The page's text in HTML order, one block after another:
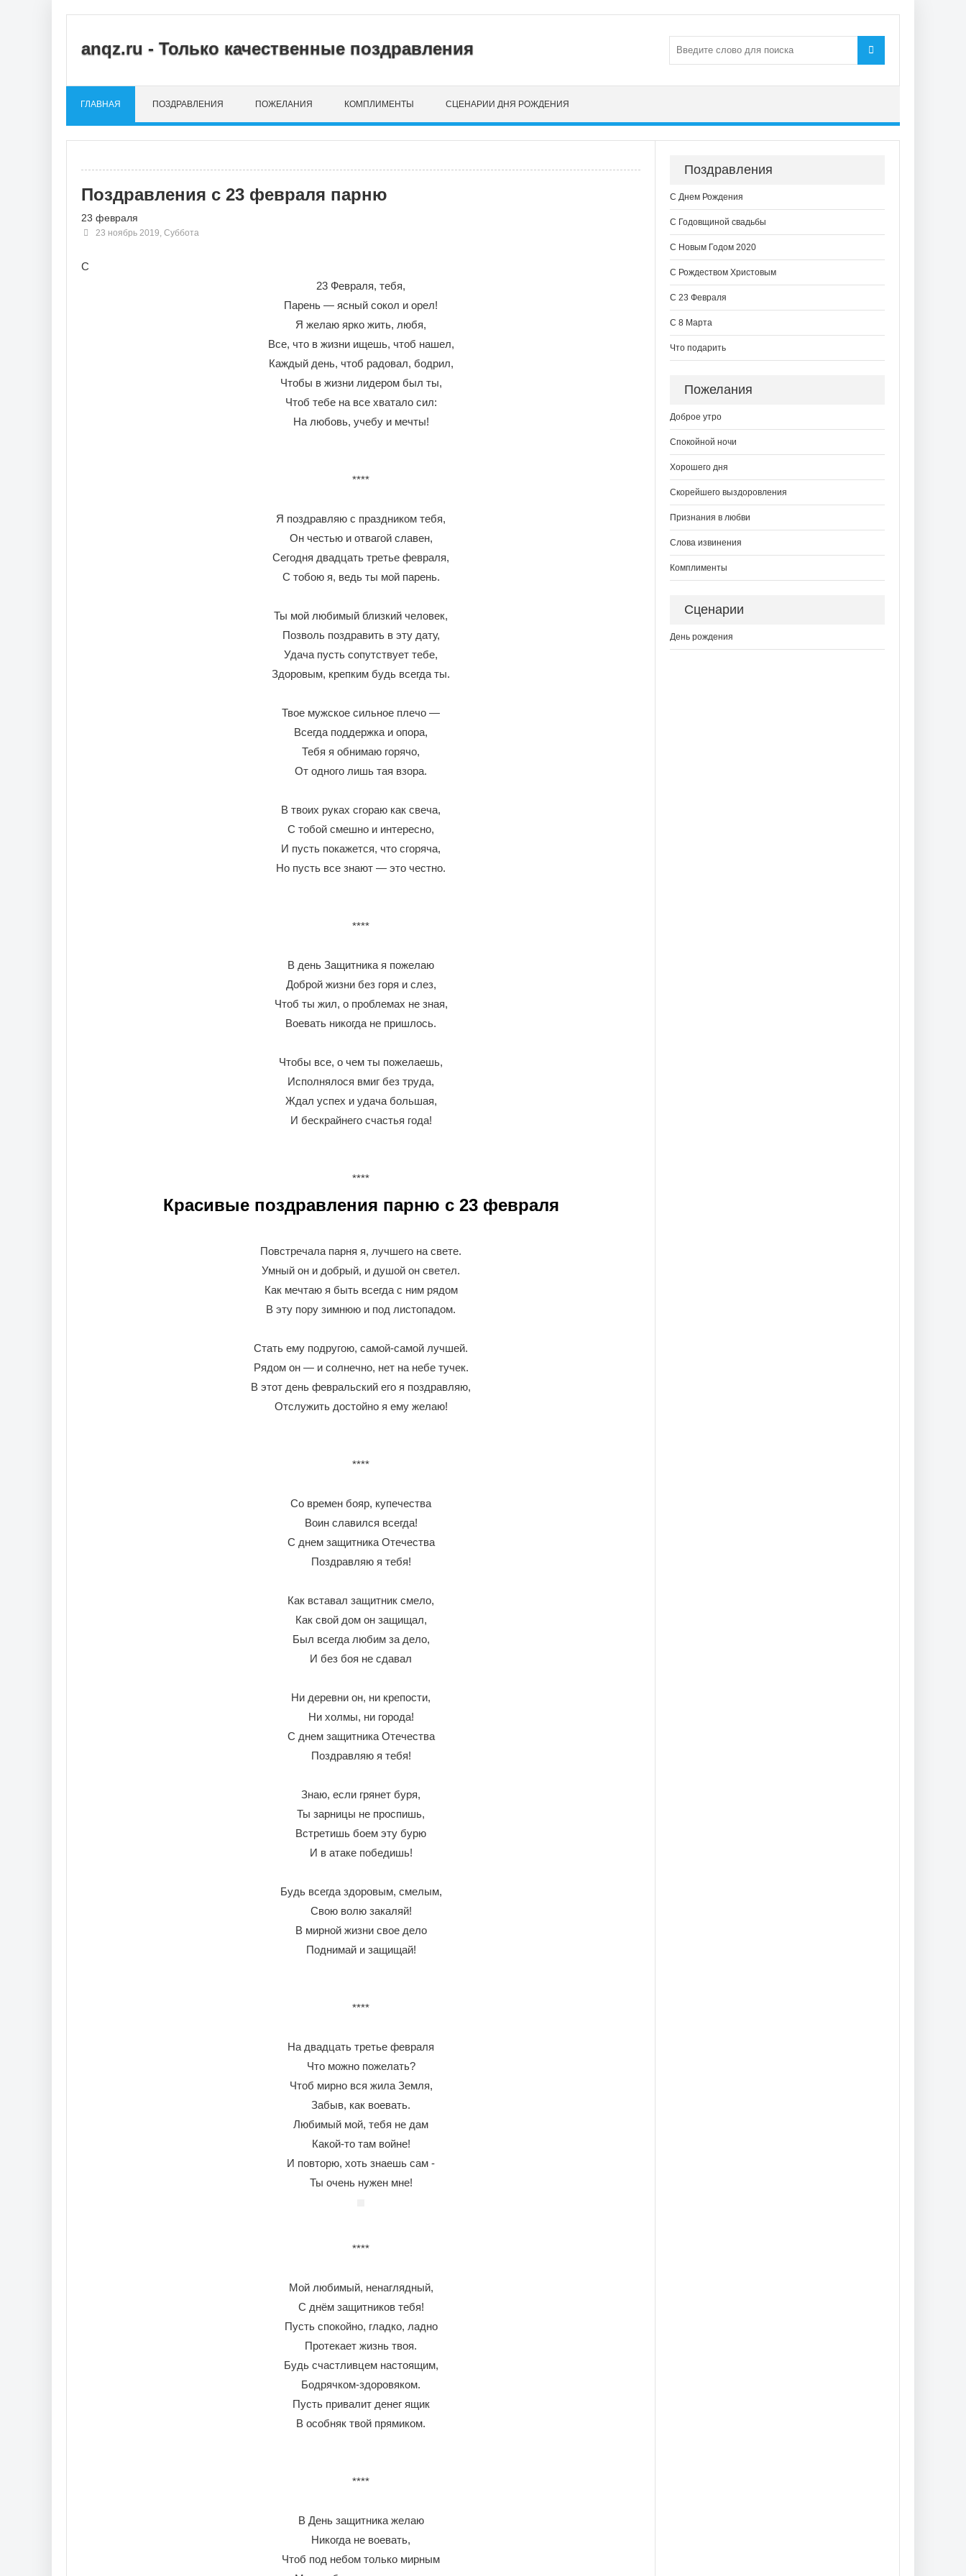
anqz.ru - Только качественные поздравления
ГЛАВНАЯ ПОЗДРАВЛЕНИЯ ПОЖЕЛАНИЯ КОМПЛИМЕНТЫ СЦЕНАРИИ ДНЯ РОЖДЕНИЯ
Поздравления с 23 февраля парню
23 февраля
23 ноябрь 2019, Суббота
С
23 Февраля, тебя,
Парень — ясный сокол и орел!
Я желаю ярко жить, любя,
Все, что в жизни ищешь, чтоб нашел,
Каждый день, чтоб радовал, бодрил,
Чтобы в жизни лидером был ты,
Чтоб тебе на все хватало сил:
На любовь, учебу и мечты!
****
Я поздравляю с праздником тебя,
Он честью и отвагой славен,
Сегодня двадцать третье февраля,
С тобою я, ведь ты мой парень.
Ты мой любимый близкий человек,
Позволь поздравить в эту дату,
Удача пусть сопутствует тебе,
Здоровым, крепким будь всегда ты.
Твое мужское сильное плечо —
Всегда поддержка и опора,
Тебя я обнимаю горячо,
От одного лишь тая взора.
В твоих руках сгораю как свеча,
С тобой смешно и интересно,
И пусть покажется, что сгоряча,
Но пусть все знают — это честно.
****
В день Защитника я пожелаю
Доброй жизни без горя и слез,
Чтоб ты жил, о проблемах не зная,
Воевать никогда не пришлось.
Чтобы все, о чем ты пожелаешь,
Исполнялося вмиг без труда,
Ждал успех и удача большая,
И бескрайнего счастья года!
****
Красивые поздравления парню с 23 февраля
Повстречала парня я, лучшего на свете.
Умный он и добрый, и душой он светел.
Как мечтаю я быть всегда с ним рядом
В эту пору зимнюю и под листопадом.
Стать ему подругою, самой-самой лучшей.
Рядом он — и солнечно, нет на небе тучек.
В этот день февральский его я поздравляю,
Отслужить достойно я ему желаю!
****
Со времен бояр, купечества
Воин славился всегда!
С днем защитника Отечества
Поздравляю я тебя!
Как вставал защитник смело,
Как свой дом он защищал,
Был всегда любим за дело,
И без боя не сдавал
Ни деревни он, ни крепости,
Ни холмы, ни города!
С днем защитника Отечества
Поздравляю я тебя!
Знаю, если грянет буря,
Ты зарницы не проспишь,
Встретишь боем эту бурю
И в атаке победишь!
Будь всегда здоровым, смелым,
Свою волю закаляй!
В мирной жизни свое дело
Поднимай и защищай!
****
На двадцать третье февраля
Что можно пожелать?
Чтоб мирно вся жила Земля,
Забыв, как воевать.
Любимый мой, тебя не дам
Какой-то там войне!
И повторю, хоть знаешь сам -
Ты очень нужен мне!
****
Мой любимый, ненаглядный,
С днём защитников тебя!
Пусть спокойно, гладко, ладно
Протекает жизнь твоя.
Будь счастливцем настоящим,
Бодрячком-здоровяком.
Пусть привалит денег ящик
В особняк твой прямиком.
****
В День защитника желаю
Никогда не воевать,
Чтоб под небом только мирным
Поздравления
С Днем Рождения
С Годовщиной свадьбы
С Новым Годом 2020
С Рождеством Христовым
С 23 Февраля
С 8 Марта
Что подарить
Пожелания
Доброе утро
Спокойной ночи
Хорошего дня
Скорейшего выздоровления
Признания в любви
Слова извинения
Комплименты
Сценарии
День рождения